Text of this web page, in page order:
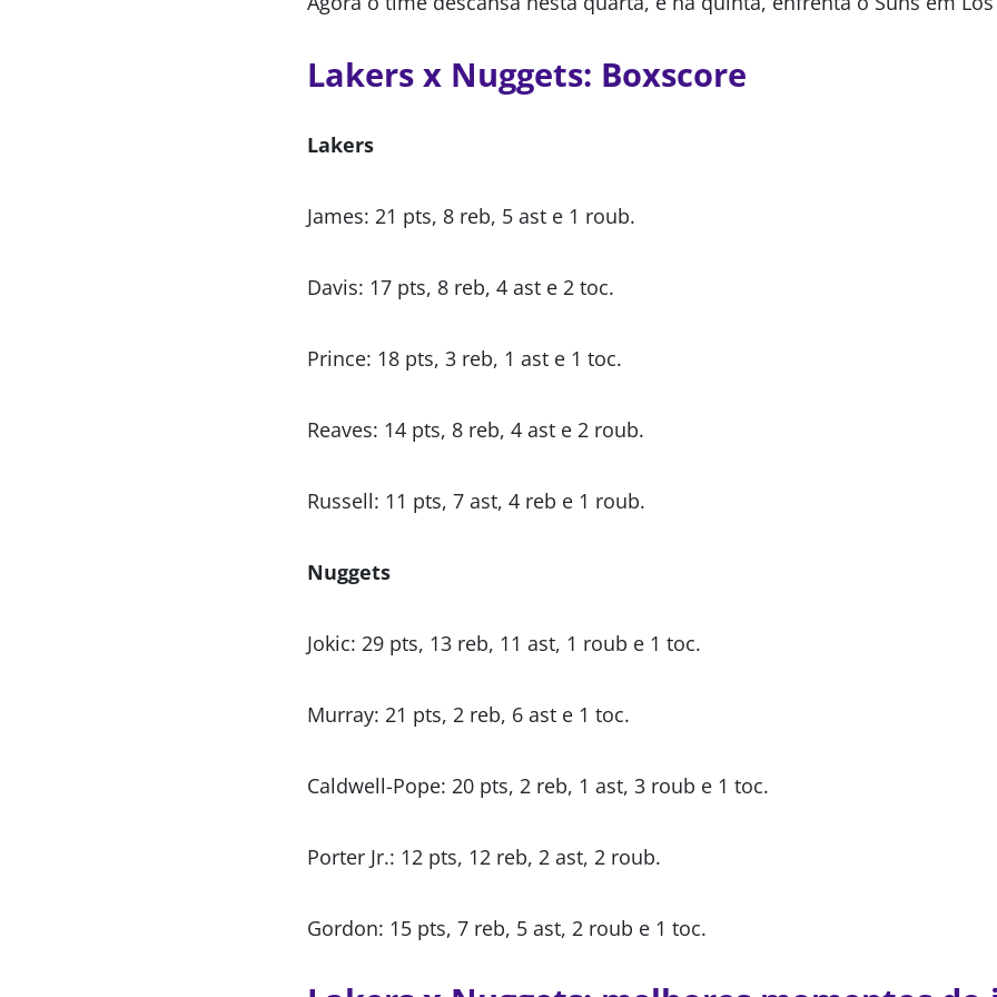
Lakers x Nuggets: Boxscore
Lakers
James: 21 pts, 8 reb, 5 ast e 1 roub.
Davis: 17 pts, 8 reb, 4 ast e 2 toc.
Prince: 18 pts, 3 reb, 1 ast e 1 toc.
Reaves: 14 pts, 8 reb, 4 ast e 2 roub.
Russell: 11 pts, 7 ast, 4 reb e 1 roub.
Nuggets
Jokic: 29 pts, 13 reb, 11 ast, 1 roub e 1 toc.
Murray: 21 pts, 2 reb, 6 ast e 1 toc.
Caldwell-Pope: 20 pts, 2 reb, 1 ast, 3 roub e 1 toc.
Porter Jr.: 12 pts, 12 reb, 2 ast, 2 roub.
Gordon: 15 pts, 7 reb, 5 ast, 2 roub e 1 toc.